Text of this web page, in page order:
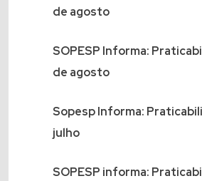
de agosto
SOPESP Informa:
de agosto
Sopesp Informa:
julho
SOPESP informa: